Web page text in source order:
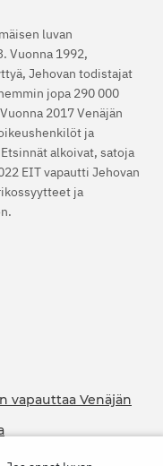
luvan
Vuonna 1992,
Jehovan todistajat
jopa 290 000
2017 Venäjän
ja
alkoivat, satoja
EIT vapautti Jehovan
ja
vapauttaa Venäjän